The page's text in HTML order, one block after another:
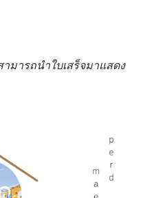
ารถนำใบเสร็จมาแสดง